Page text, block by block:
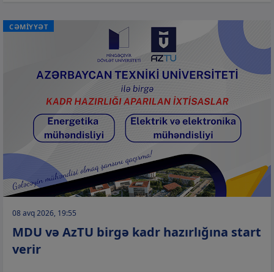
CƏMİYYƏT
08 avq 2026, 19:55
MDU və AzTU birgə kadr hazırlığına start
verir